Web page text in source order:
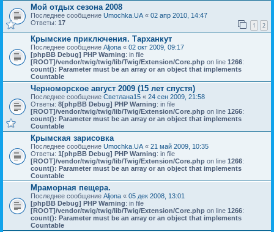
Мой отдых сезона 2008
Последнее сообщение Umochka.UA « 02 апр 2010, 14:47
Ответы: 17 1 2
Крымские приключения. Тарханкут
Последнее сообщение Aljona « 02 окт 2009, 09:17
[phpBB Debug] PHP Warning: in file
[ROOT]/vendor/twig/twig/lib/Twig/Extension/Core.php on line 1266:
count(): Parameter must be an array or an object that implements
Countable
Черноморское август 2009 (15 лет спустя)
Последнее сообщение Светлана15 « 24 сен 2009, 21:58
Ответы: 8[phpBB Debug] PHP Warning: in file
[ROOT]/vendor/twig/twig/lib/Twig/Extension/Core.php on line 1266:
count(): Parameter must be an array or an object that implements
Countable
Крымская зарисовка
Последнее сообщение Umochka.UA « 21 май 2009, 10:35
Ответы: 1 [phpBB Debug] PHP Warning: in file
[ROOT]/vendor/twig/twig/lib/Twig/Extension/Core.php on line 1266:
count(): Parameter must be an array or an object that implements
Countable
Мраморная пещера.
Последнее сообщение Aljona « 05 дек 2008, 13:01
[phpBB Debug] PHP Warning: in file
[ROOT]/vendor/twig/twig/lib/Twig/Extension/Core.php on line 1266:
count(): Parameter must be an array or an object that implements
Countable